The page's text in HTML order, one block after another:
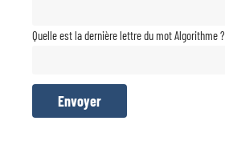
Quelle est la dernière lettre du mot Algorithme ?